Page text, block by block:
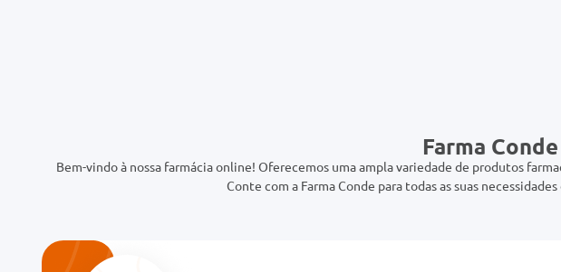
Farma
Bem-vindo à nossa farmácia online! Oferecemos uma ampla variedade de produtos
Conte com a Farma Conde para todas as suas